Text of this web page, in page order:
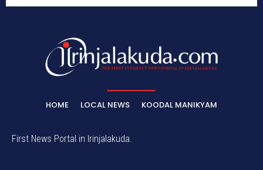
HOME LOCAL NEWS KOODAL MANIKYAM
First News Portal in Irinjalakuda.